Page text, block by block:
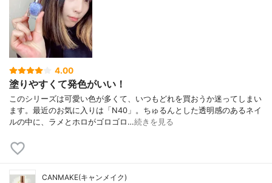
4.00
塗りやすくて発色がいい！
このシリーズは可愛い色が多くて、いつもどれを買おうか迷ってしまい
ます。最近のお気に入りは「N40」。ちゅるんとした透明感のあるネイ
ルの中に、ラメとホロがゴロゴロ…続きを見る
CANMAKE(キャンメイク)